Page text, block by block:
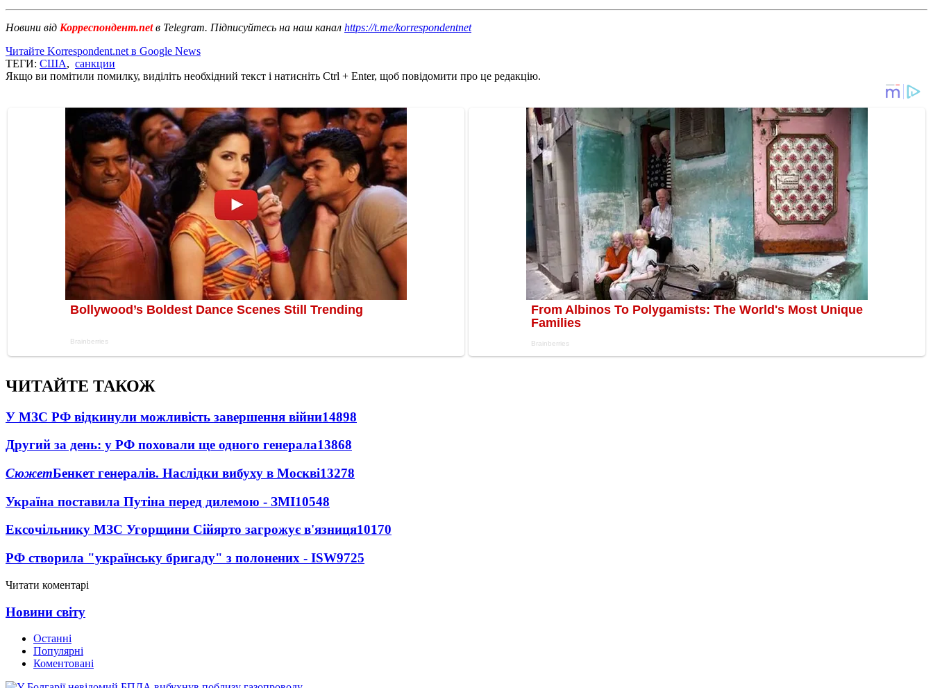
Новини від Корреспондент.netв Telegram. Підписуйтесь на наш канал https://t.me/korrespondentnet
Читайте Korrespondent.net в Google News
ТЕГИ: США, санкции
Якщо ви помітили помилку, виділіть необхідний текст і натисніть Ctrl + Enter, щоб повідомити про це редакцію.
ЧИТАЙТЕ ТАКОЖ
У МЗС РФ відкинули можливість завершення війни14898
Другий за день: у РФ поховали ще одного генерала13868
СюжетБенкет генералів. Наслідки вибуху в Москві13278
Україна поставила Путіна перед дилемою - ЗМІ10548
Ексочільнику МЗС Угорщини Сійярто загрожує в'язниця10170
РФ створила "українську бригаду" з полонених - ISW9725
Читати коментарі
Новини світу
Останні
Популярні
Коментовані